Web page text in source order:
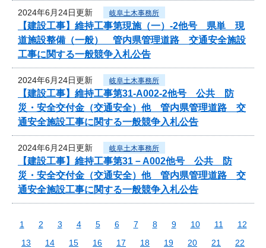
2024年6月24日更新 岐阜土木事務所
【建設工事】維持工事第現施（一）-2他号 県単 現
道施設整備（一般） 管内県管理道路 交通安全施設
工事に関する一般競争入札公告
2024年6月24日更新 岐阜土木事務所
【建設工事】維持工事第31-A002-2他号 公共 防
災・安全交付金（交通安全）他 管内県管理道路 交
通安全施設工事に関する一般競争入札公告
2024年6月24日更新 岐阜土木事務所
【建設工事】維持工事第31－A002他号 公共 防
災・安全交付金（交通安全）他 管内県管理道路 交
通安全施設工事に関する一般競争入札公告
1 2 3 4 5 6 7 8 9 10 11
12
13
14 15 16 17 18 19 20 21
22